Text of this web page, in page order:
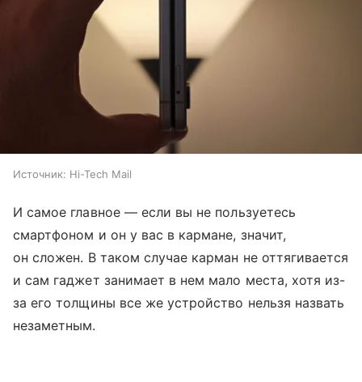
Источник: Hi-Tech Mail
И самое главное — если вы не пользуетесь
смартфоном и он у вас в кармане, значит,
он сложен. В таком случае карман не оттягивается
и сам гаджет занимает в нем мало места, хотя из-
за его толщины все же устройство нельзя назвать
незаметным.